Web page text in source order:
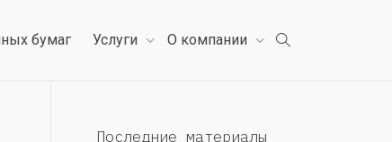
бумаг Услуги О компании
Последние материалы